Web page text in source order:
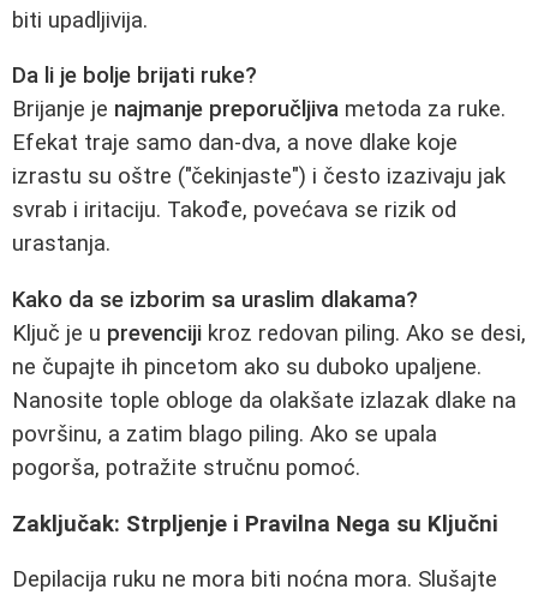
biti upadljivija.
Da li je bolje brijati ruke?
Brijanje je najmanje preporučljiva metoda za ruke.
Efekat traje samo dan-dva, a nove dlake koje
izrastu su oštre ("čekinjaste") i često izazivaju jak
svrab i iritaciju. Takođe, povećava se rizik od
urastanja.
Kako da se izborim sa uraslim dlakama?
Ključ je u prevenciji kroz redovan piling. Ako se desi,
ne čupajte ih pincetom ako su duboko upaljene.
Nanosite tople obloge da olakšate izlazak dlake na
površinu, a zatim blago piling. Ako se upala
pogorša, potražite stručnu pomoć.
Zaključak: Strpljenje i Pravilna Nega su Ključni
Depilacija ruku ne mora biti noćna mora. Slušajte